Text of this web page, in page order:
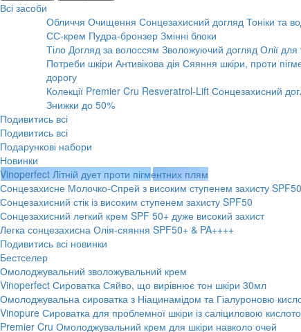
Всі засоби
Обличчя Очищення Сонцезахисний догляд Тоніки та
СС-крем Пудра-бронзер Змінні блоки
Тіло Догляд за волоссям Зволожуючий догляд Олії для
Потреби шкіри Антивікова дія Сяяння шкіри, проти
дорогу
Колекції Premier Cru Resveratrol-Lift Сонцезахисний
Знижки до 50%
Подивитись всі
Подивитись всі
Подарункові набори
Новинки
Vinoperfect Літній дует проти пігментних плям
Сонцезахисне Молочко-Спрей з високим ступенем захисту SPF50
Сонцезахисний стік із високим ступенем захисту SPF50
Сонцезахисний легкий крем SPF 50+ дуже високий захист
Легка сонцезахисна Олія-сяяння SPF50+ & PA++++
Подивитись всі новинки
Бестселер
Омолоджувальний зволожувальний крем
Vinoperfect Сироватка Сяйво, що вирівнює тон шкіри 30мл
Омолоджувальна сироватка з Ніацинамідом та Гіалуроновю
Vinopure Сироватка для проблемної шкіри із саліциловою
Premier Cru Омолоджувальний крем для шкіри навколо очей